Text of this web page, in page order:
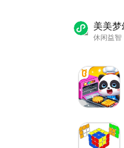
美美
休闲益智